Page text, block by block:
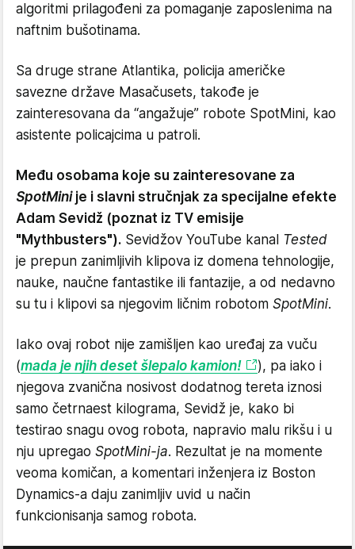
algoritmi prilagođeni za pomaganje zaposlenima na
naftnim bušotinama.
Sa druge strane Atlantika, policija američke
savezne države Masačusets, takođe je
zainteresovana da “angažuje” robote SpotMini, kao
asistente policajcima u patroli.
Među osobama koje su zainteresovane za
SpotMinije i slavni stručnjak za specijalne efekte
Adam Sevidž (poznat iz TV emisije
"Mythbusters"). Sevidžov YouTube kanal Tested
je prepun zanimljivih klipova iz domena tehnologije,
nauke, naučne fantastike ili fantazije, a od nedavno
su tu i klipovi sa njegovim ličnim robotom SpotMini.
Iako ovaj robot nije zamišljen kao uređaj za vuču
(mada je njih deset šlepalo kamion!
), pa iako i
njegova zvanična nosivost dodatnog tereta iznosi
samo četrnaest kilograma, Sevidž je, kako bi
testirao snagu ovog robota, napravio malu rikšu i u
nju upregao SpotMini-ja. Rezultat je na momente
veoma komičan, a komentari inženjera iz Boston
Dynamics-a daju zanimljiv uvid u način
funkcionisanja samog robota.